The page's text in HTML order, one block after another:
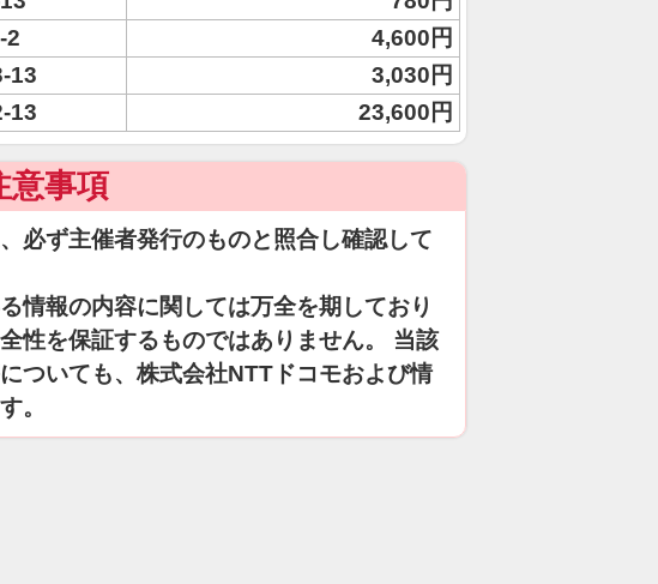
2
4,600円
13
3,030円
13 23,600円
意事項
必ず主催者発行のものと照合し確認して
情報の内容に関しては万全を期しており
性を保証するものではありません。 当該
ついても、株式会社NTTドコモおよび情
。